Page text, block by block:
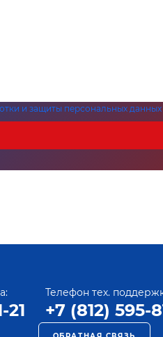
и защиты персональных данных
21
Телефон тех.
+7 (812) 595-